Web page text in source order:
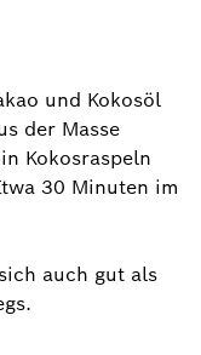
und Kokosöl
der Masse
Kokosraspeln
30 Minuten im
auch gut als